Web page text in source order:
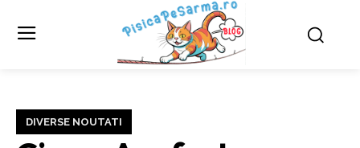
DIVERSE NOUTATI